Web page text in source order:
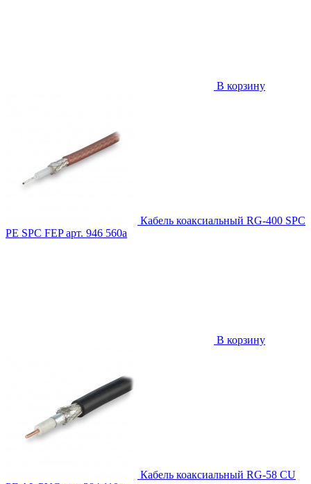
В корзину
Кабель коаксиальный RG-400 SPC
PE SPC FEP арт. 946 560a
В корзину
Кабель коаксиальный RG-58 CU